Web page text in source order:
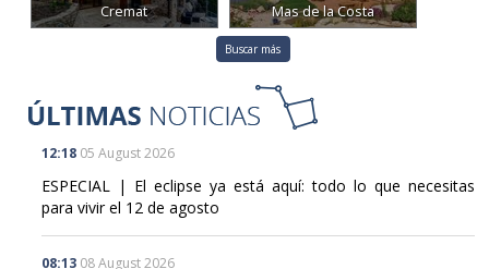
Cremat
Mas de la Costa
Buscar más
12:18 05 August 2026
ESPECIAL | El eclipse ya está aquí: todo lo que necesitas
para vivir el 12 de agosto
08:13 08 August 2026